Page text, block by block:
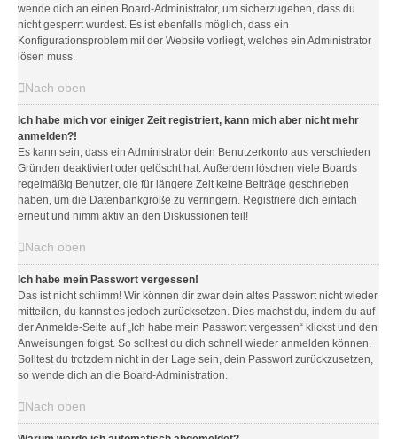
wende dich an einen Board-Administrator, um sicherzugehen, dass du
nicht gesperrt wurdest. Es ist ebenfalls möglich, dass ein
Konfigurationsproblem mit der Website vorliegt, welches ein Administrator
lösen muss.
Nach oben
Ich habe mich vor einiger Zeit registriert, kann mich aber nicht mehr
anmelden?!
Es kann sein, dass ein Administrator dein Benutzerkonto aus verschieden
Gründen deaktiviert oder gelöscht hat. Außerdem löschen viele Boards
regelmäßig Benutzer, die für längere Zeit keine Beiträge geschrieben
haben, um die Datenbankgröße zu verringern. Registriere dich einfach
erneut und nimm aktiv an den Diskussionen teil!
Nach oben
Ich habe mein Passwort vergessen!
Das ist nicht schlimm! Wir können dir zwar dein altes Passwort nicht wieder
mitteilen, du kannst es jedoch zurücksetzen. Dies machst du, indem du auf
der Anmelde-Seite auf „Ich habe mein Passwort vergessen“ klickst und den
Anweisungen folgst. So solltest du dich schnell wieder anmelden können.
Solltest du trotzdem nicht in der Lage sein, dein Passwort zurückzusetzen,
so wende dich an die Board-Administration.
Nach oben